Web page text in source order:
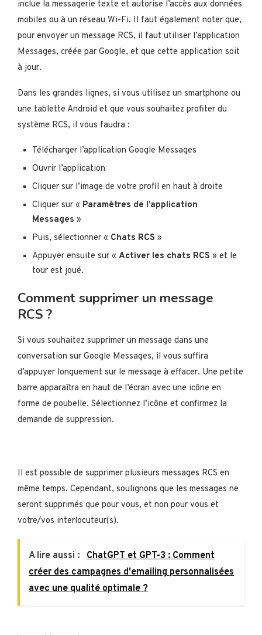
inclue la messagerie texte et autorise l’accès aux données
mobiles ou à un réseau Wi-Fi. Il faut également noter que,
pour envoyer un message RCS, il faut utiliser l’application
Messages, créée par Google, et que cette application soit
à jour.
Dans les grandes lignes, si vous utilisez un smartphone ou
une tablette Android et que vous souhaitez profiter du
système RCS, il vous faudra :
Télécharger l’application Google Messages
Ouvrir l’application
Cliquer sur l’image de votre profil en haut à droite
Cliquer sur « Paramètres de l’application
Messages »
Puis, sélectionner « Chats RCS »
Appuyer ensuite sur « Activer les chats RCS » et le
tour est joué.
Comment supprimer un message
RCS ?
Si vous souhaitez supprimer un message dans une
conversation sur Google Messages, il vous suffira
d’appuyer longuement sur le message à effacer. Une petite
barre apparaîtra en haut de l’écran avec une icône en
forme de poubelle. Sélectionnez l’icône et confirmez la
demande de suppression.
Il est possible de supprimer plusieurs messages RCS en
même temps. Cependant, soulignons que les messages ne
seront supprimés que pour vous, et non pour vous et
votre/vos interlocuteur(s).
A lire aussi :
ChatGPT et GPT-3 : Comment
créer des campagnes d'emailing personnalisées
avec une qualité optimale ?